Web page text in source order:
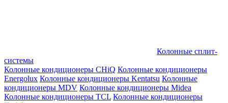
Колонные сплит-
системы
Колонные кондиционеры CHiQ Колонные кондиционеры
Energolux Колонные кондиционеры Kentatsu Колонные
кондиционеры MDV Колонные кондиционеры Midea
Колонные кондиционеры TCL Колонные кондиционеры